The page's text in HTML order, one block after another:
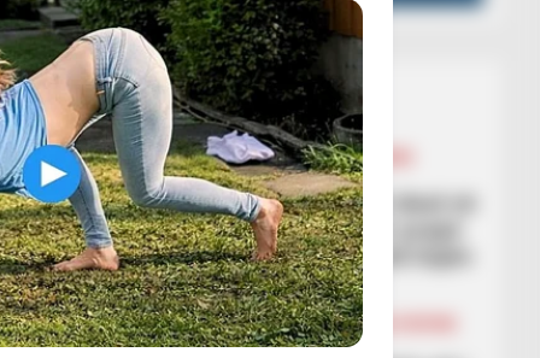
Lajmet më të lexuara
BALLINA BALLINA STATIKE
FUTBOLL SHQIPTAR KAT. SUPERIORE
SUPERIORE STATIKE
Përzgjidhet formacioni ideal në
Superiore, Kërnaja merr prapë
vendin e parë pasi mundi Dajën
March 10, 2026 Sport Ekspres
BALLINA BALLINA STATIKE BOTA STATIKE
FUTBOLL BOTA LEGJIONARËT